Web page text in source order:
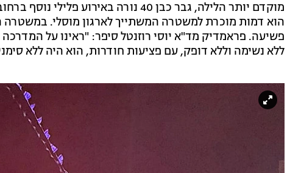
מוקדם יותר הלילה, גבר כבן 40 נורה
הוא דמות מוכרת למשטרה המשתייך לארגון מוסלי. במשטרה
ללא נשימה וללא דופק, עם פציעות חודרות, הוא היה ללא